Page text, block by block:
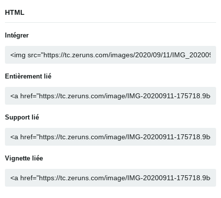
HTML
Intégrer
Entièrement lié
Support lié
Vignette liée